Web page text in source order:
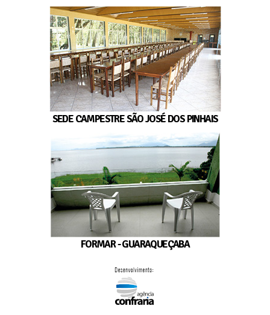
SEDE CAMPESTRE SÃO JOSÉ DOS PINHAIS
FORMAR - GUARAQUEÇABA